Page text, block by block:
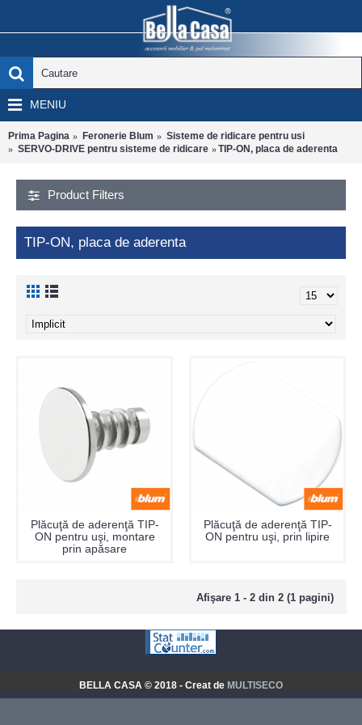
MENIU
Prima Pagina Feronerie Blum
Sisteme de ridicare pentru usi
SERVO-DRIVE pentru sisteme de ridicare
TIP-ON, placa de aderenta
Product Filters
TIP-ON, placa de aderenta
Plăcuţă de aderenţă TIP-
ON pentru uşi, montare
prin apăsare
Plăcuţă de aderenţă TIP-
ON pentru uşi, prin lipire
Afişare 1 - 2 din 2 (1 pagini)
BELLA CASA © 2018 - Creat de MULTISECO